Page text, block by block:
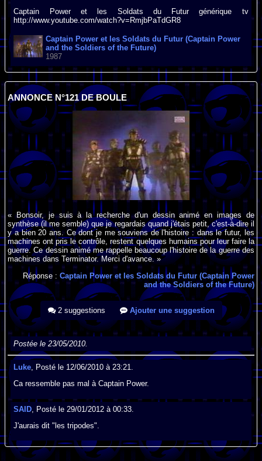
Captain Power et les Soldats du Futur générique tv
http://www.youtube.com/watch?v=RmjbPaTdGR8
Captain Power et les Soldats du Futur (Captain Power
and the Soldiers of the Future)
1987
ANNONCE N°121 DE BOULE
« Bonsoir, je suis à la recherche d'un dessin animé en images de
synthèse (il me semble) que je regardais quand j'étais petit, c'est-à-dire il
y a bien 20 ans. Ce dont je me souviens de l'histoire : dans le futur, les
machines ont pris le contrôle, restent quelques humains pour leur faire la
guerre. Ce dessin animé me rappelle beaucoup l'histoire de la guerre des
machines dans Terminator. Merci d'avance. »
Réponse : Captain Power et les Soldats du Futur (Captain Power
and the Soldiers of the Future)
2 suggestions Ajouter une suggestion
Postée le 23/05/2010.
Luke , Posté le 12/06/2010 à 23:21.
Ca ressemble pas mal à Captain Power.
SAID , Posté le 29/01/2012 à 00:33.
J'aurais dit "les tripodes".